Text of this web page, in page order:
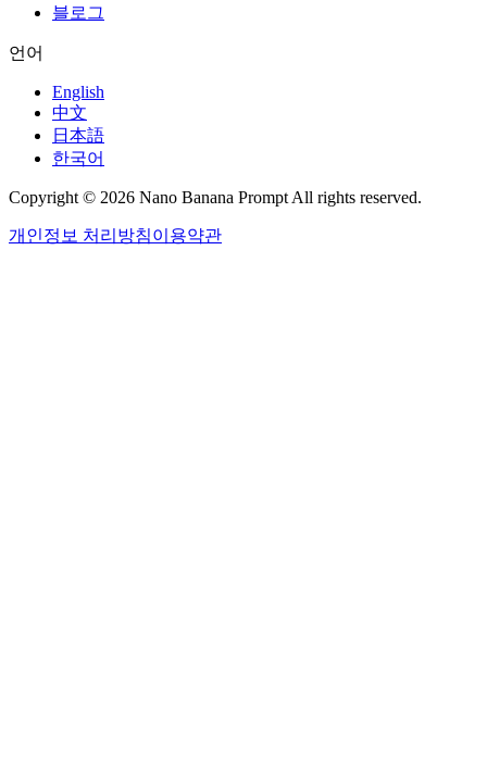
블로그
언어
English
中文
日本語
한국어
Copyright © 2026 Nano Banana Prompt All rights reserved.
개인정보 처리방침이용약관